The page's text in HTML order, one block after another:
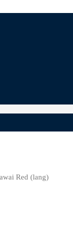
Red (lang)